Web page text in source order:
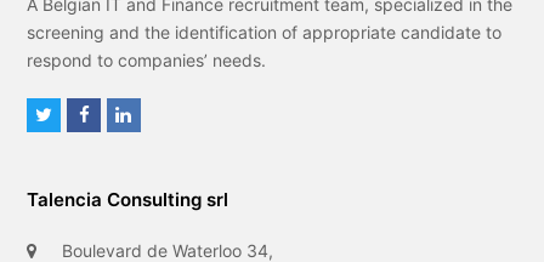
A Belgian IT and Finance recruitment team, specialized in the
screening and the identification of appropriate candidate to
respond to companies’ needs.
t
F
e
b
k
e
Talencia Consulting srl
Boulevard de Waterloo 34,